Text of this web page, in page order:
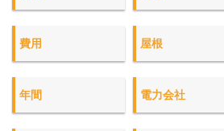
費用 屋根
年間 電力会社